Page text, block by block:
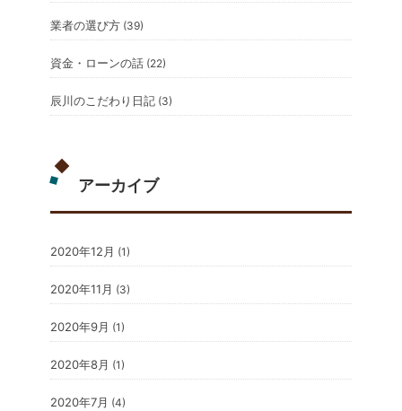
業者の選び方 (39)
資金・ローンの話 (22)
辰川のこだわり日記 (3)
アーカイブ
2020年12月 (1)
2020年11月 (3)
2020年9月 (1)
2020年8月 (1)
2020年7月 (4)